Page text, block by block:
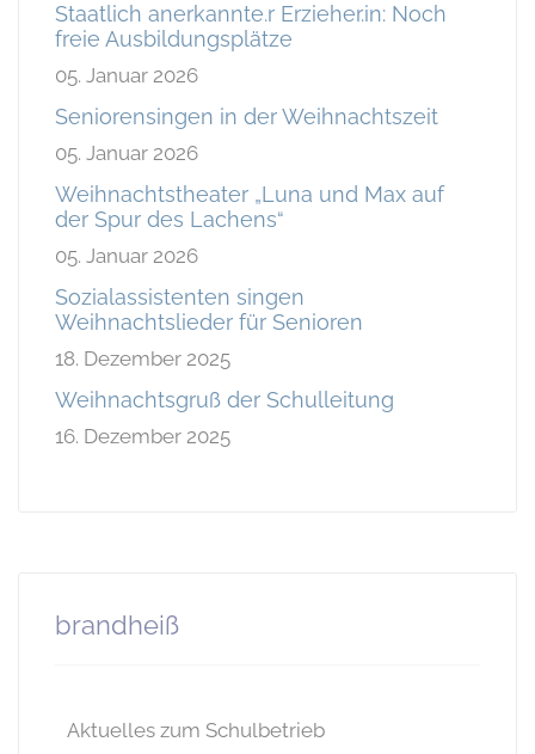
Staatlich anerkannte.r Erzieher.in: Noch
freie Ausbildungsplätze
05. Januar 2026
Seniorensingen in der Weihnachtszeit
05. Januar 2026
Weihnachtstheater „Luna und Max auf
der Spur des Lachens“
05. Januar 2026
Sozialassistenten singen
Weihnachtslieder für Senioren
18. Dezember 2025
Weihnachtsgruß der Schulleitung
16. Dezember 2025
brandheiß
Aktuelles zum Schulbetrieb